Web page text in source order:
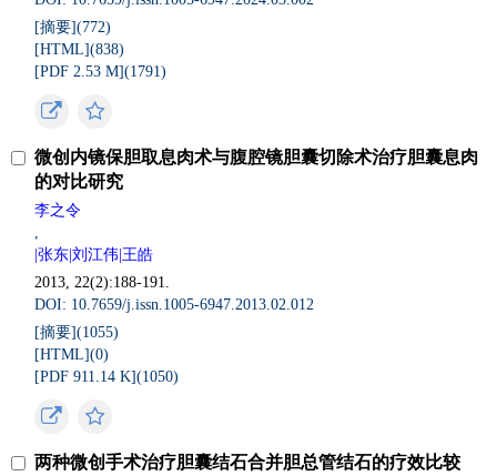
[摘要](772)
[HTML](838)
[PDF 2.53 M](1791)
微创内镜保胆取息肉术与腹腔镜胆囊切除术治疗胆囊息肉
的对比研究
李之令
,
|张东|刘江伟|王皓
2013, 22(2):188-191.
DOI: 10.7659/j.issn.1005-6947.2013.02.012
[摘要](1055)
[HTML](0)
[PDF 911.14 K](1050)
两种微创手术治疗胆囊结石合并胆总管结石的疗效比较